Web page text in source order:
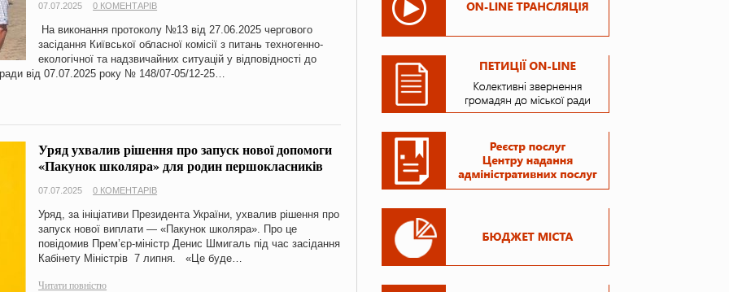
07.07.2025 0 КОМЕНТАРІВ
На виконання протоколу №13 від 27.06.2025 чергового
засідання Київської обласної комісії з питань техногенно-
екологічної та надзвичайних ситуацій у відповідності до
від 07.07.2025 року № 148/07-05/12-25…
Уряд ухвалив рішення про запуск нової допомоги
«Пакунок школяра» для родин першокласників
07.07.2025 0 КОМЕНТАРІВ
Уряд, за ініціативи Президента України, ухвалив рішення про
запуск нової виплати — «Пакунок школяра». Про це
повідомив Прем’єр-міністр Денис Шмигаль під час засідання
Кабінету Міністрів 7 липня. «Це буде…
Читати повністю